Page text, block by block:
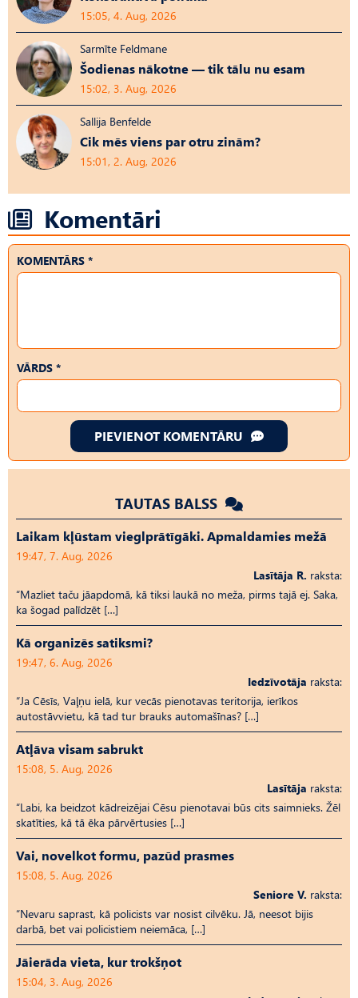
15:05, 4. Aug, 2026
Sarmīte Feldmane
Šodienas nākotne — tik tālu nu esam
15:02, 3. Aug, 2026
Sallija Benfelde
Cik mēs viens par otru zinām?
15:01, 2. Aug, 2026
Komentāri
KOMENTĀRS *
VĀRDS *
PIEVIENOT KOMENTĀRU
TAUTAS BALSS
Laikam kļūstam vieglprātīgāki. Apmaldamies mežā
19:47, 7. Aug, 2026
Lasītāja R. raksta:
“Mazliet taču jāapdomā, kā tiksi laukā no meža, pirms tajā ej. Saka,
ka šogad palīdzēt […]
Kā organizēs satiksmi?
19:47, 6. Aug, 2026
Iedzīvotāja raksta:
“Ja Cēsīs, Vaļņu ielā, kur vecās pienotavas teritorija, ierīkos
autostāvvietu, kā tad tur brauks automašīnas? […]
Atļāva visam sabrukt
15:08, 5. Aug, 2026
Lasītāja raksta:
“Labi, ka beidzot kādreizējai Cēsu pienotavai būs cits saimnieks. Žēl
skatīties, kā tā ēka pārvērtusies […]
Vai, novelkot formu, pazūd prasmes
15:08, 5. Aug, 2026
Seniore V. raksta:
“Nevaru saprast, kā policists var nosist cilvēku. Jā, neesot bijis
darbā, bet vai policistiem neiemāca, […]
Jāierāda vieta, kur trokšņot
15:04, 3. Aug, 2026